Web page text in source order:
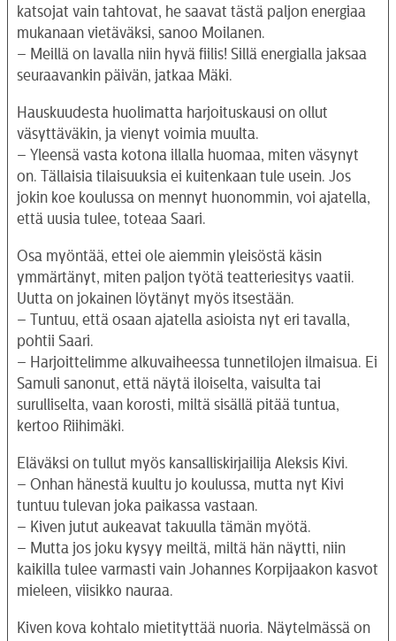
katsojat vain tahtovat, he saavat tästä paljon energiaa
mukanaan vietäväksi, sanoo Moilanen.
– Meillä on lavalla niin hyvä fiilis! Sillä energialla jaksaa
seuraavankin päivän, jatkaa Mäki.
Hauskuudesta huolimatta harjoituskausi on ollut
väsyttäväkin, ja vienyt voimia muulta.
– Yleensä vasta kotona illalla huomaa, miten väsynyt
on. Tällaisia tilaisuuksia ei kuitenkaan tule usein. Jos
jokin koe koulussa on mennyt huonommin, voi ajatella,
että uusia tulee, toteaa Saari.
Osa myöntää, ettei ole aiemmin yleisöstä käsin
ymmärtänyt, miten paljon työtä teatteriesitys vaatii.
Uutta on jokainen löytänyt myös itsestään.
– Tuntuu, että osaan ajatella asioista nyt eri tavalla,
pohtii Saari.
– Harjoittelimme alkuvaiheessa tunnetilojen ilmaisua. Ei
Samuli sanonut, että näytä iloiselta, vaisulta tai
surulliselta, vaan korosti, miltä sisällä pitää tuntua,
kertoo Riihimäki.
Eläväksi on tullut myös kansalliskirjailija Aleksis Kivi.
– Onhan hänestä kuultu jo koulussa, mutta nyt Kivi
tuntuu tulevan joka paikassa vastaan.
– Kiven jutut aukeavat takuulla tämän myötä.
– Mutta jos joku kysyy meiltä, miltä hän näytti, niin
kaikilla tulee varmasti vain Johannes Korpijaakon kasvot
mieleen, viisikko nauraa.
Kiven kova kohtalo mietityttää nuoria. Näytelmässä on